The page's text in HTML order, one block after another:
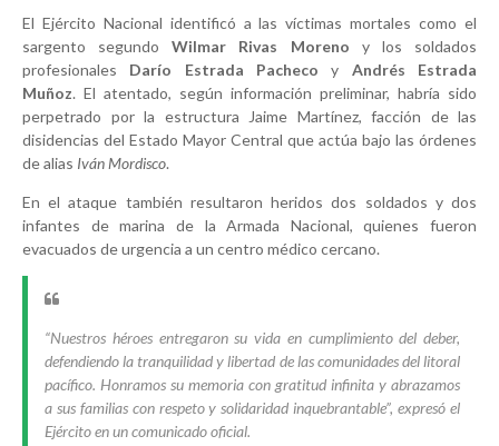
El Ejército Nacional identificó a las víctimas mortales como el
sargento segundoWilmar Rivas Moreno y los soldados
profesionales Darío Estrada Pacheco y Andrés Estrada
Muñoz. El atentado, según información preliminar, habría sido
perpetrado por la estructura Jaime Martínez, facción de las
disidencias del Estado Mayor Central que actúa bajo las órdenes
de alias Iván Mordisco.
En el ataque también resultaron heridos dos soldados y dos
infantes de marina de la Armada Nacional, quienes fueron
evacuados de urgencia a un centro médico cercano.
“Nuestros héroes entregaron su vida en cumplimiento del deber,
defendiendo la tranquilidad y libertad de las comunidades del litoral
pacífico. Honramos su memoria con gratitud infinita y abrazamos
a sus familias con respeto y solidaridad inquebrantable”, expresó el
Ejército en un comunicado oficial.